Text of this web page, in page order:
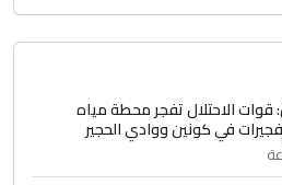
قوات الاحتلال تفجر محطة مياه
في كونين ووادي الحجير